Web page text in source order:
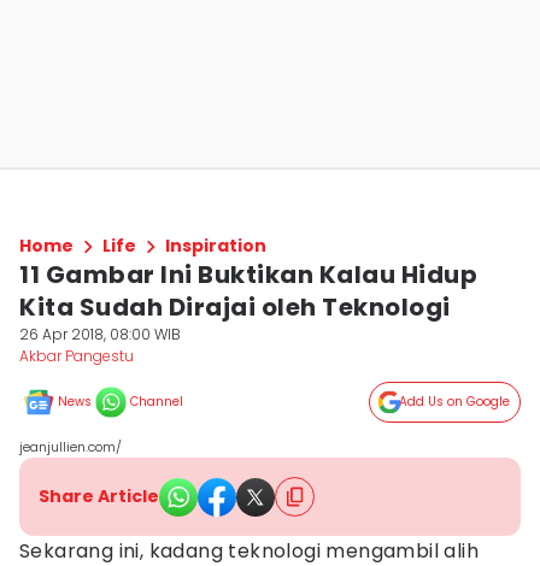
Home Life Inspiration
11 Gambar Ini Buktikan Kalau Hidup
Kita Sudah Dirajai oleh Teknologi
26 Apr 2018, 08:00 WIB
Akbar Pangestu
News Channel Add Us on Google
jeanjullien.com/
Share Article
Sekarang ini, kadang teknologi mengambil alih